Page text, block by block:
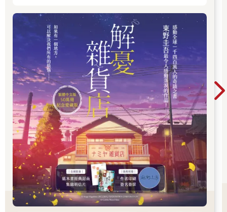
而久之，阿木師的餐點和雲海、鐵杉以及在三角點上眺望蘭嶼，
都是這條山路的必備行程，少了一個就是遺憾。
小鐵出生後山徑上的身影變成了三個人，阿木師心甘情願地獨自
背負所有的食材，阿木師太太則背著小鐵和廚具。漸漸地能走路
的小鐵變成跟著後頭，「呵」、「喲」的節奏尾音多了一聲
「嘿」，那是小鐵的童音。到了八歲入學前，小鐵已經領在前頭
了。也就是在那一年，阿木師太太為閃避落石在崩壁處滑了一
跤，和香魚、山豬肉、茶壺和野菜翻滾下山，直到數十公尺深才
被一棵扁柏擋了下來。好強的小鐵走在前頭，他一心想把ama和
ina遠遠拋在後頭，到了山莊不見他倆的身影，還高聲歡呼起來。
從此山徑上又恢復兩個人的身影，「呵」與「喲」。發出「呵」
的是小鐵，發出「喲」的是阿木師。不幸讓阿木師變糊塗，他煮
的餐點總是不知道少了什麼調味，由於甜點和醃漬小菜向來都是
妻子處理，它們不再出現在菜單上，漸漸被客人嫌棄單調。而為
了強迫自己入睡，阿木師往往喝了太多酒，任由黃鼠狼把客人的
食材偷走。小鐵的時間感則停留在那天下午――ama將ina平時最
愛的那口鍋子包上kaimadhane（女性編織的苧麻布）從窗口搬入
屋內，埋在房子中心柱後右側的放置柴火之地—那是年輕一代族
憂雜貨店》等無數經典，陪伴一代又一代讀者，
也讓推理小說跨越了類型文學的界線。 在他的故
事裡，推理從來不是終點。每一樁案件的背後，
都藏著人性的幽微、親情的牽絆、愛情的遺憾，
以及對生命最深刻的凝視。當真相揭曉的那一
刻，留在讀者心中的，往往不是兇手是誰，而是
那些無法言說的情感。